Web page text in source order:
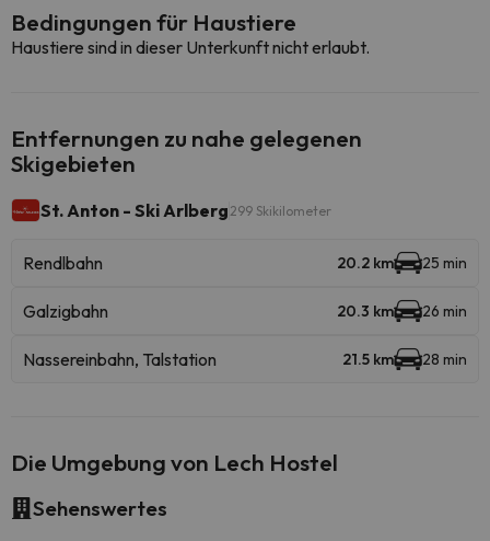
Bedingungen für Haustiere
Haustiere sind in dieser Unterkunft nicht erlaubt.
Entfernungen zu nahe gelegenen
Skigebieten
St. Anton - Ski Arlberg 299 Skikilometer
Rendlbahn 20.2 km 25 min
Galzigbahn 20.3 km 26 min
Nassereinbahn, Talstation 21.5 km 28 min
Die Umgebung von Lech Hostel
Sehenswertes